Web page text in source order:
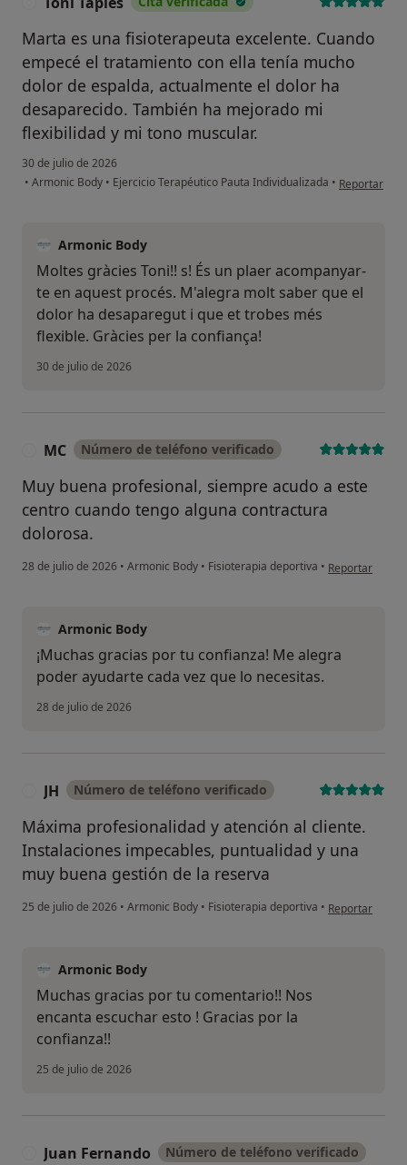
Marta es una fisioterapeuta excelente. Cuando
empecé el tratamiento con ella tenía mucho
dolor de espalda, actualmente el dolor ha
desaparecido. También ha mejorado mi
flexibilidad y mi tono muscular.
30 de julio de 2026
• Armonic Body • Ejercicio Terapéutico Pauta Individualizada • en opinión
Reportar
Armonic Body
Moltes gràcies Toni!! s! És un plaer acompanyar-
te en aquest procés. M'alegra molt saber que el
dolor ha desaparegut i que et trobes més
flexible. Gràcies per la confiança!
30 de julio de 2026
MC Número de teléfono verificado
Muy buena profesional, siempre acudo a este
centro cuando tengo alguna contractura
dolorosa.
28 de julio de 2026 • Armonic Body • Fisioterapia deportiva • en opinión del
Reportar
Armonic Body
¡Muchas gracias por tu confianza! Me alegra
poder ayudarte cada vez que lo necesitas.
28 de julio de 2026
JH Número de teléfono verificado
Máxima profesionalidad y atención al cliente.
Instalaciones impecables, puntualidad y una
muy buena gestión de la reserva
25 de julio de 2026 • Armonic Body • Fisioterapia deportiva • en opinión del
Reportar
Armonic Body
Muchas gracias por tu comentario!! Nos
encanta escuchar esto ! Gracias por la
confianza!!
25 de julio de 2026
Juan Fernando Número de teléfono verificado